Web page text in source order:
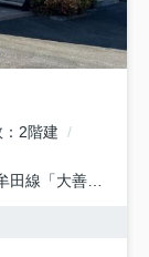
2階建
田線 「大善寺